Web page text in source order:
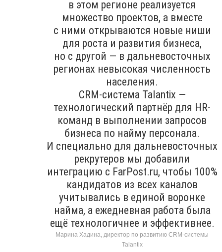
в этом регионе реализуется
множество проектов, а вместе
с ними открываются новые ниши
для роста и развития бизнеса,
но с другой — в дальневосточных
регионах невысокая численность
населения.
CRM-система Talantix —
технологический партнёр для HR-
команд в выполнении запросов
бизнеса по найму персонала.
И специально для дальневосточных
рекрутеров мы добавили
интеграцию с FarPost.ru, чтобы 100%
кандидатов из всех каналов
учитывались в единой воронке
найма, а ежедневная работа была
ещё технологичнее и эффективнее.
Марина Хадина, директор по развитию CRM-системы
Talantix